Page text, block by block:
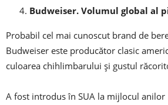
Budweiser. Volumul global al
Probabil cel mai cunoscut brand de
Budweiser este producător clasic
culoarea chihlimbarului și gustul
A fost introdus în SUA la mijlocul anilor